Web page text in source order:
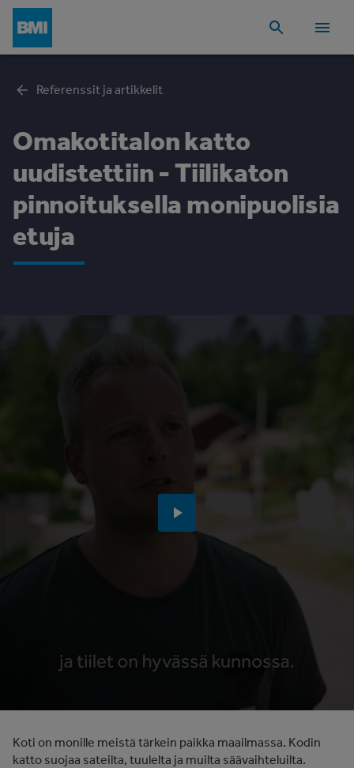
Referenssit ja artikkelit
Omakotitalon katto
uudistettiin - Tiilikaton
pinnoituksella monipuolisia
etuja
Koti on monille meistä tärkein paikka maailmassa. Kodin
katto suojaa sateilta, tuulelta ja muilta säävaihteluilta.